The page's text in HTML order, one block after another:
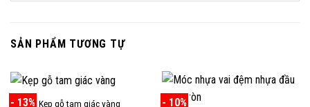
SẢN PHẨM TƯƠNG TỰ
- 13% Kẹp gỗ tam giác vàng - 10%